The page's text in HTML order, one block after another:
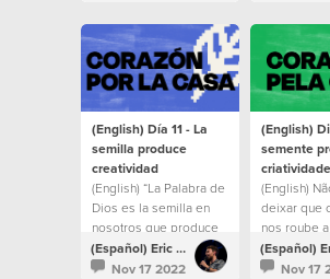
(English) Día 11 - La
semilla produce
creatividad
(English) “La Palabra de
Dios es la semilla en
nosotros que produce
creatividad y nuevos
niveles de fe para
(Español) Eric Mole
Nov 17 2022
(English)
semente
criatividade
(English)
deixar que
nos roube
daquilo
Nov 17